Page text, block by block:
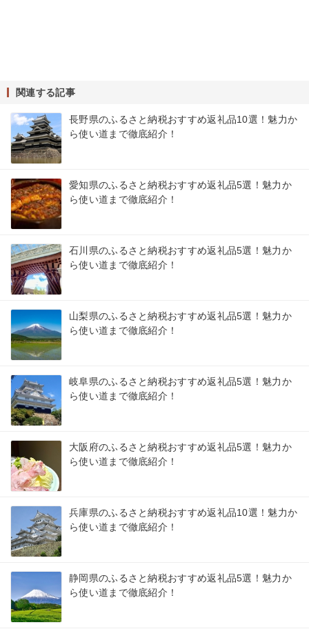
関連する記事
長野県のふるさと納税おすすめ返礼品10選！魅力か
ら使い道まで徹底紹介！
愛知県のふるさと納税おすすめ返礼品5選！魅力か
ら使い道まで徹底紹介！
石川県のふるさと納税おすすめ返礼品5選！魅力か
ら使い道まで徹底紹介！
山梨県のふるさと納税おすすめ返礼品5選！魅力か
ら使い道まで徹底紹介！
岐阜県のふるさと納税おすすめ返礼品5選！魅力か
ら使い道まで徹底紹介！
大阪府のふるさと納税おすすめ返礼品5選！魅力か
ら使い道まで徹底紹介！
兵庫県のふるさと納税おすすめ返礼品10選！魅力か
ら使い道まで徹底紹介！
静岡県のふるさと納税おすすめ返礼品5選！魅力か
ら使い道まで徹底紹介！